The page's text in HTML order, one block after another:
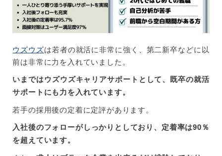
ウズウズは若者の就活に非常に強く、第二新卒などに以
前は非常に力を入れていました。
いまではウズウズキャリアサポートとして、既卒の就活
サポートにも力を入れています。
若手の採用後の定着に定評があります。
入社後のフォローがしっかりとしており、定着率は90％
を超えています。